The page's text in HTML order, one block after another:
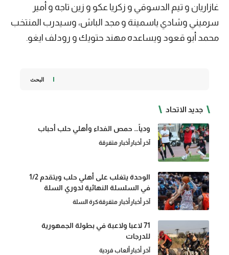
غازاريان و تيم الدسوقي و زكريا عكو و زين تاجه و أمير
سرميني وشادي ياسمينة و مجد الباش، وسيدرب المنتخب
محمد أبو قعود ويساعده مهند حتويك و رودلف ايغو.
البحث
جديد الاتحاد
ودياً… حمص الفداء وأهلي حلب أحباب
آخر أخبارأخبار متفرقة
الوحدة يتغلب على أهلي حلب ويتقدم 1/2
في السلسلة النهائية لدوري السلة
آخر أخبارأخبار متفرقةكرة السلة
71 لاعبا ولاعبة في بطولة الجمهورية
للدرجات
آخر أخبارألعاب فردية